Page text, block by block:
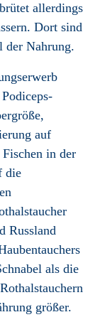
allerdings
Dort sind
der Nahrung.
auf
in der
die
Russland
als die
größer.